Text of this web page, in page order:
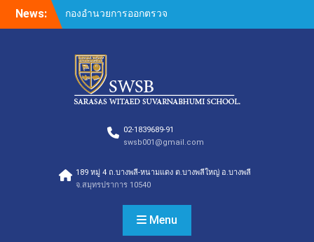
News:
กองอำนวยการออกตรวจ
ประเมินคุณภาพการศึกษา
คุณภาพการศึกษาเพื่อการ
ดำเนินการที่เป็นเลิศประจำปี
การศึกษา 2569 ของกลุ่ม
สถาบันการศึกษาในเครือ
กองอำนวยการออกตรวจ
ประเมินคุณภาพการศึกษา
คุณภาพการศึกษาเพื่อการ
ดำเนินการที่เป็นเลิศประจำปี
การศึกษา 2569
กองอำนวยการออกตรวจ
ประเมินคุณภาพการศึกษา
02-1839689-91
swsb001@gmail.com
189 หมู่ 4 ถ.บางพลี-หนามแดง ต.บางพลีใหญ่ อ.บางพลี
จ.สมุทรปราการ 10540
Menu